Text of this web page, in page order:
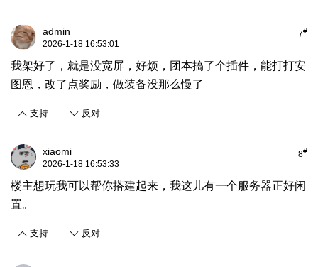
7#
admin
2026-1-18 16:53:01
我架好了，就是没宽屏，好烦，团本搞了个插件，能打打安
图恩，改了点奖励，做装备没那么慢了
支持 反对
8#
xiaomi
2026-1-18 16:53:33
楼主想玩我可以帮你搭建起来，我这儿有一个服务器正好闲
置。
支持 反对